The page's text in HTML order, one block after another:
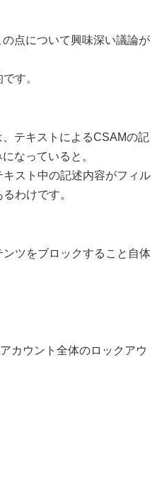
点について興味深い議論が
す。
テキストによるCSAMの記
なっていると。
スト中の記述内容がフィル
わけです。
ツをブロックすること自体
カウント全体のロックアウ